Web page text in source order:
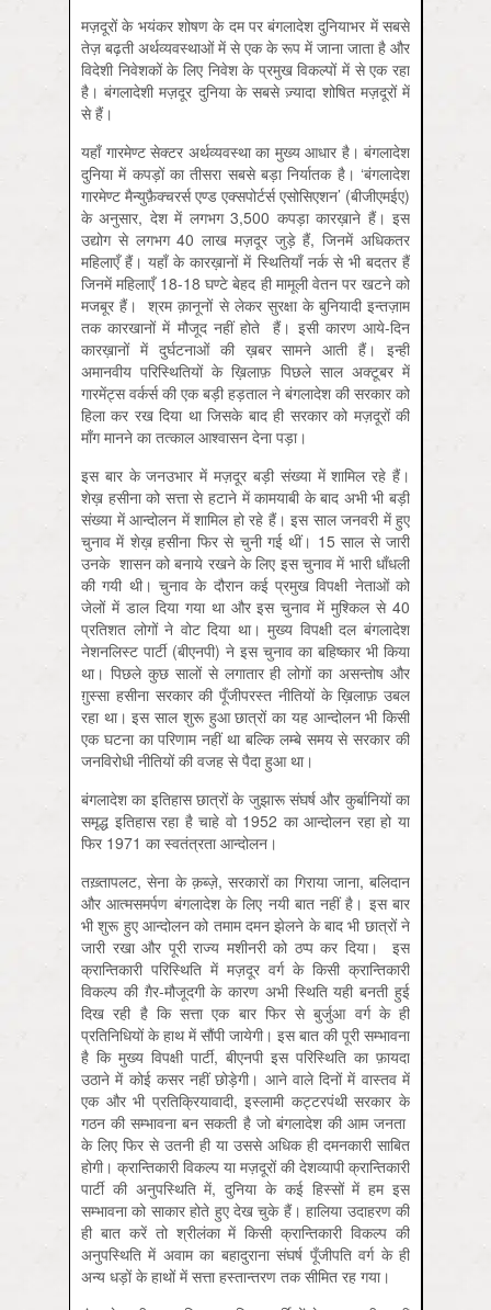
मज़दूरों के भयंकर शोषण के दम पर बंगलादेश दुनियाभर में सबसे
तेज़ बढ़ती अर्थव्यवस्थाओं में से एक के रूप में जाना जाता है और
विदेशी निवेशकों के लिए निवेश के प्रमुख विकल्पों में से एक रहा
है। बंगलादेशी मज़दूर दुनिया के सबसे ज़्यादा शोषित मज़दूरों में
से हैं।
यहाँ गारमेण्ट सेक्टर अर्थव्यवस्था का मुख्य आधार है। बंगलादेश
दुनिया में कपड़ों का तीसरा सबसे बड़ा निर्यातक है। ‘बंगलादेश
गारमेण्ट मैन्युफ़ैक्चरर्स एण्ड एक्सपोर्टर्स एसोसिएशन’ (बीजीएमईए)
के अनुसार, देश में लगभग 3,500 कपड़ा कारख़ाने हैं। इस
उद्योग से लगभग 40 लाख मज़दूर जुड़े हैं, जिनमें अधिकतर
महिलाएँ हैं। यहाँ के कारख़ानों में स्थितियाँ नर्क से भी बदतर हैं
जिनमें महिलाएँ 18-18 घण्टे बेहद ही मामूली वेतन पर खटने को
मजबूर हैं। श्रम क़ानूनों से लेकर सुरक्षा के बुनियादी इन्तज़ाम
तक कारखानों में मौजूद नहीं होते हैं। इसी कारण आये-दिन
कारख़ानों में दुर्घटनाओं की ख़बर सामने आती हैं। इन्हीं
अमानवीय परिस्थितियों के ख़िलाफ़ पिछले साल अक्टूबर में
गारमेंट्स वर्कर्स की एक बड़ी हड़ताल ने बंगलादेश की सरकार को
हिला कर रख दिया था जिसके बाद ही सरकार को मज़दूरों की
माँग मानने का तत्काल आश्वासन देना पड़ा।
इस बार के जनउभार में मज़दूर बड़ी संख्या में शामिल रहे हैं।
शेख़ हसीना को सत्ता से हटाने में कामयाबी के बाद अभी भी बड़ी
संख्या में आन्दोलन में शामिल हो रहे हैं। इस साल जनवरी में हुए
चुनाव में शेख़ हसीना फिर से चुनी गई थीं। 15 साल से जारी
उनके शासन को बनाये रखने के लिए इस चुनाव में भारी धाँधली
की गयी थी। चुनाव के दौरान कई प्रमुख विपक्षी नेताओं को
जेलों में डाल दिया गया था और इस चुनाव में मुश्किल से 40
प्रतिशत लोगों ने वोट दिया था। मुख्य विपक्षी दल बंगलादेश
नेशनलिस्ट पार्टी (बीएनपी) ने इस चुनाव का बहिष्कार भी किया
था। पिछले कुछ सालों से लगातार ही लोगों का असन्तोष और
ग़ुस्सा हसीना सरकार की पूँजीपरस्त नीतियों के ख़िलाफ़ उबल
रहा था। इस साल शुरू हुआ छात्रों का यह आन्दोलन भी किसी
एक घटना का परिणाम नहीं था बल्कि लम्बे समय से सरकार की
जनविरोधी नीतियों की वजह से पैदा हुआ था।
बंगलादेश का इतिहास छात्रों के जुझारू संघर्ष और कुर्बानियों का
समृद्ध इतिहास रहा है चाहे वो 1952 का आन्दोलन रहा हो या
फिर 1971 का स्वतंत्रता आन्दोलन।
तख़्तापलट, सेना के क़ब्ज़े, सरकारों का गिराया जाना, बलिदान
और आत्मसमर्पण बंगलादेश के लिए नयी बात नहीं है। इस बार
भी शुरू हुए आन्दोलन को तमाम दमन झेलने के बाद भी छात्रों ने
जारी रखा और पूरी राज्य मशीनरी को ठप्प कर दिया। इस
क्रान्तिकारी परिस्थिति में मज़दूर वर्ग के किसी क्रान्तिकारी
विकल्प की ग़ैर-मौजूदगी के कारण अभी स्थिति यही बनती हुई
दिख रही है कि सत्ता एक बार फिर से बुर्जुआ वर्ग के ही
प्रतिनिधियों के हाथ में सौंपी जायेगी। इस बात की पूरी सम्भावना
है कि मुख्य विपक्षी पार्टी, बीएनपी इस परिस्थिति का फ़ायदा
उठाने में कोई कसर नहीं छोड़ेगी। आने वाले दिनों में वास्तव में
एक और भी प्रतिक्रियावादी, इस्लामी कट्टरपंथी सरकार के
गठन की सम्भावना बन सकती है जो बंगलादेश की आम जनता
के लिए फिर से उतनी ही या उससे अधिक ही दमनकारी साबित
होगी। क्रान्तिकारी विकल्प या मज़दूरों की देशव्यापी क्रान्तिकारी
पार्टी की अनुपस्थिति में, दुनिया के कई हिस्सों में हम इस
सम्भावना को साकार होते हुए देख चुके हैं। हालिया उदाहरण की
ही बात करें तो श्रीलंका में किसी क्रान्तिकारी विकल्प की
अनुपस्थिति में अवाम का बहादुराना संघर्ष पूँजीपति वर्ग के ही
अन्य धड़ों के हाथों में सत्ता हस्तान्तरण तक सीमित रह गया।